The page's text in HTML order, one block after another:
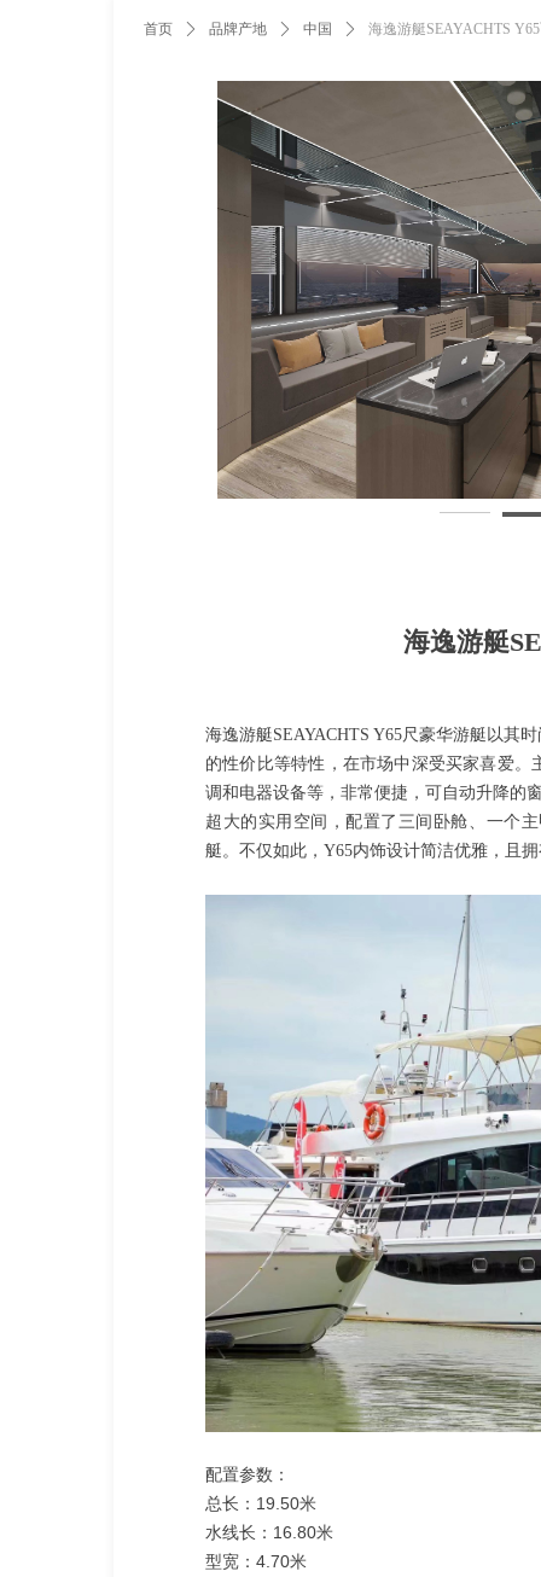
首页 ꄲ 品牌产地 ꄲ 中国 ꄲ 海逸游艇SEAYACHTS
海逸游艇
海逸游艇SEAYACHTS Y65尺豪华游艇以其
的性价比等特性，在市场中深受买家喜爱
调和电器设备等，非常便捷，可自动升降的
超大的实用空间，配置了三间卧舱、一个
艇。不仅如此，Y65内饰设计简洁优雅，且
配置参数：
总长：19.50米
水线长：16.80米
型宽：4.70米